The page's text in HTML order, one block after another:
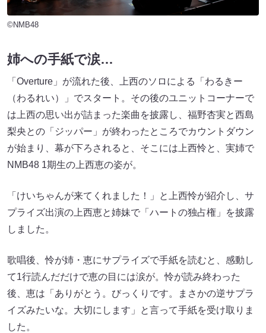
©NMB48
姉への手紙で涙…
「Overture」が流れた後、上西のソロによる「わるきー
（わるれい）」でスタート。その後のユニットコーナーで
は上西の思い出が詰まった楽曲を披露し、福野杏実と西島
梨央との「ジッパー」が終わったところでカウントダウン
が始まり、幕が下ろされると、そこには上西怜と、実姉で
NMB48 1期生の上西恵の姿が。
「けいちゃんが来てくれました！」と上西怜が紹介し、サ
プライズ出演の上西恵と姉妹で「ハートの独占権」を披露
しました。
歌唱後、怜が姉・恵にサプライズで手紙を読むと、感動し
て1行読んだだけで恵の目には涙が。怜が読み終わった
後、恵は「ありがとう。びっくりです。まさかの逆サプラ
イズみたいな。大切にします」と言って手紙を受け取りま
した。